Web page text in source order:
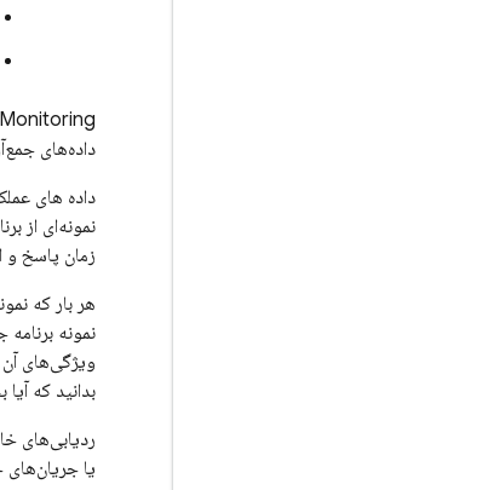
داده‌های
داده های
نمونه‌ای از
زمان پاسخ و
هر بار که
ویژگی‌های آن
بدانید که
ردیابی‌های
یا